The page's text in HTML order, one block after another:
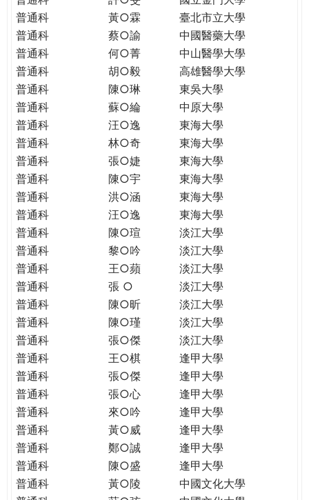
TOMORROW
PUTTING
YOU
THE
PATH
GLOBAL
CITIZENSHIP
普通科
黃○霖
臺北市立大學
普通科
蔡○諭
中國醫藥大學
普通科
何○菁
中山醫學大學
普通科
胡○毅
高雄醫學大學
普通科
陳○琳
東吳大學
普通科
蘇○綸
中原大學
普通科
汪○逸
東海大學
普通科
林○奇
東海大學
普通科
張○婕
東海大學
普通科
陳○宇
東海大學
普通科
洪○涵
東海大學
普通科
汪○逸
東海大學
普通科
陳○瑄
淡江大學
普通科
黎○吟
淡江大學
普通科
王○蘋
淡江大學
普通科
張 ○
淡江大學
普通科
陳○昕
淡江大學
普通科
陳○瑾
淡江大學
普通科
張○傑
淡江大學
普通科
王○棋
逢甲大學
普通科
張○傑
逢甲大學
普通科
張○心
逢甲大學
普通科
來○吟
逢甲大學
普通科
黃○威
逢甲大學
普通科
鄭○誠
逢甲大學
普通科
陳○盛
逢甲大學
普通科
黃○陵
中國文化大學